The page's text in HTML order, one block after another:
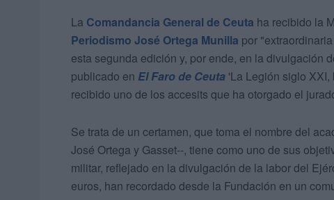
La Comandancia General de Ceuta ha recibido la
Periodismo José Ortega Munilla por
esta segunda edición y, por ende, en la divulgación
publicado en El Faro de Ceuta 'La Legión siglo
recibido uno de los accesits que ha otorgado el
Se trata de un certamen, que toma el nombre del
José Ortega y Gasset--, tiene como uno de sus
militar, reflejado en la divulgación de la labor del
euros, han recordado desde la Fundación en un